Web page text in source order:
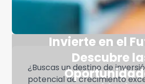
Invierte en el
Descubre
¿Buscas un destino de
potencial de crecimiento